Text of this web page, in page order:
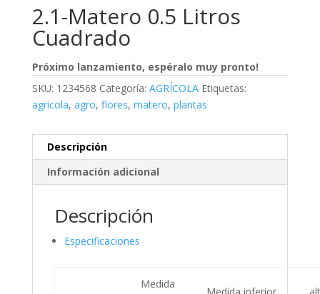
2.1-Matero 0.5 Litros
Cuadrado
Próximo lanzamiento, espéralo muy pronto!
SKU: 1234568 Categoría: AGRÍCOLA Etiquetas:
agricola, agro, flores, matero, plantas
Descripción
Información adicional
Descripción
Especificaciones
Medida